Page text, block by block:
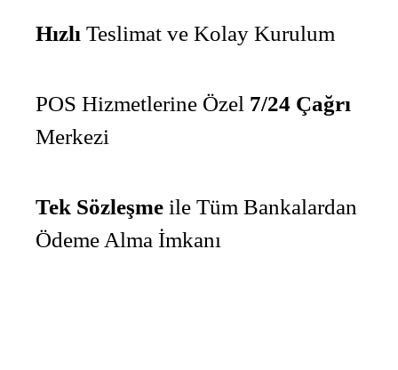
Hızlı Teslimat ve Kolay Kurulum
POS Hizmetlerine Özel 7/24 Çağrı
Merkezi
Tek Sözleşme ile Tüm Bankalardan
Ödeme Alma İmkanı